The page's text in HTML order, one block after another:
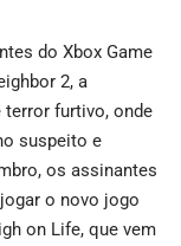
do Xbox Game
2, a
furtivo, onde
suspeito e
os assinantes
o novo jogo
on Life, que vem